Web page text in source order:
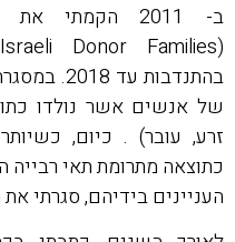
ב- 2011 הקמתי
בהתנדבות
של אנשים אשר נולדו
זרע, עובר) . כיום,
כתוצאה מתרומת תאי רבייה
העניינים בידיהם, סגרתי